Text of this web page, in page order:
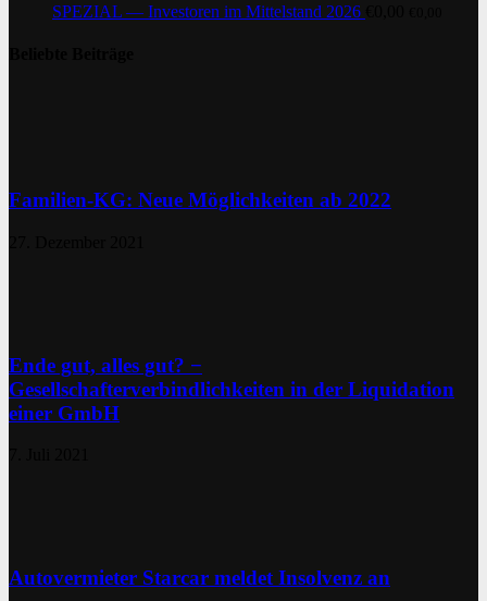
SPEZIAL — Investoren im Mittelstand 2026
Familien-KG: Neue Möglichkeiten ab 2022
Ende gut, alles gut? −
Gesellschafterverbindlichkeiten in der Liquidation
einer GmbH
Autovermieter Starcar meldet Insolvenz an